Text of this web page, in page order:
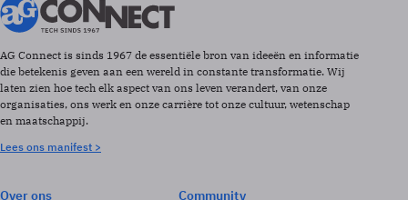
AG Connect is sinds 1967 de essentiële bron van ideeën en informatie
die betekenis geven aan een wereld in constante transformatie. Wij
laten zien hoe tech elk aspect van ons leven verandert, van onze
organisaties, ons werk en onze carrière tot onze cultuur, wetenschap
en maatschappij.
Lees ons manifest >
Over ons
Community